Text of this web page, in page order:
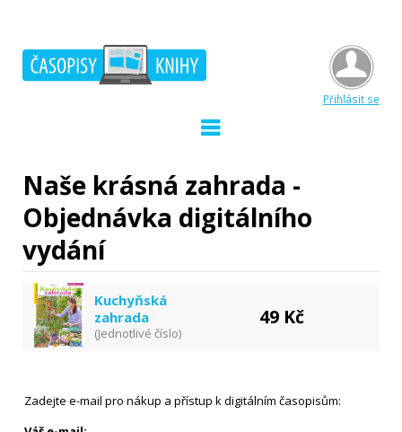
Přihlásit se
Naše krásná zahrada -
Objednávka digitálního
vydání
Kuchyňská
zahrada
(Jednotlivé číslo)
49 Kč
Zadejte e-mail pro nákup a přístup k digitálním časopisům: